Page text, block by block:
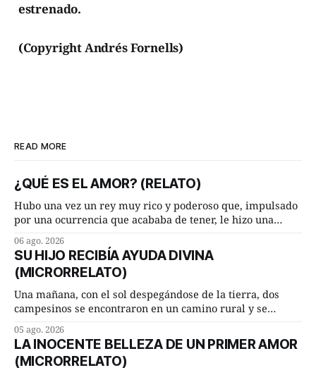
estrenado.
(Copyright Andrés Fornells)
READ MORE
¿QUÉ ES EL AMOR? (RELATO)
Hubo una vez un rey muy rico y poderoso que, impulsado
por una ocurrencia que acababa de tener, le hizo una
Dime, hombre sabio, ¿qué es el amor según tú? Su
consejero, que era muy prudente y astuto le respondió de
inmediato:
06 ago. 2026
SU HIJO RECIBÍA AYUDA DIVINA
(MICRORRELATO)
Una mañana, con el sol despegándose de la tierra, dos
campesinos se encontraron en un camino rural y se
remolachas, Manuel? —quiso saber uno. —Eso acabo de
hacer, Paco. ¿Cómo va ese maíz tuyo? --se interesó el otro.
—De momento mejor
05 ago. 2026
LA INOCENTE BELLEZA DE UN PRIMER AMOR
(MICRORRELATO)